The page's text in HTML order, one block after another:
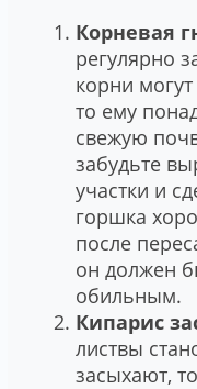
Корневая
регулярно
корни могут
то ему
свежую
забудьте
участки и
горшка
после
он должен
обильным.
Кипарис
листвы
засыхают,